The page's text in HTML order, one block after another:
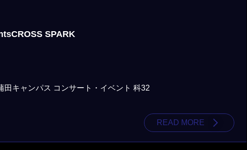
SPARK
田キャンパス コンサート・イベント 科32
READ MORE